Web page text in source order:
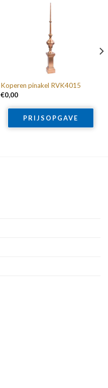
Koperen pinakel RVK4015
€0,00
PRIJSOPGAVE